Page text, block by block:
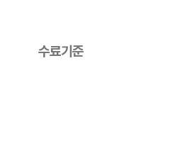
수료기준